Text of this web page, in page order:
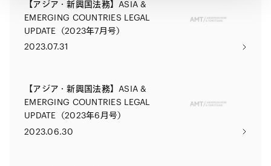
【アジア・新興国法務】ASIA &
EMERGING COUNTRIES LEGAL
UPDATE（2023年7月号）
2023.07.31
【アジア・新興国法務】ASIA &
EMERGING COUNTRIES LEGAL
UPDATE（2023年6月号）
2023.06.30